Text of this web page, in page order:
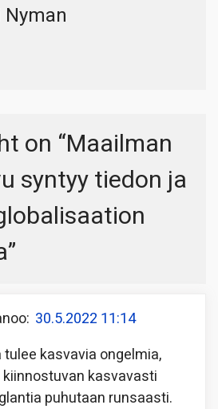
Nyman
on “Maailman
syntyy tiedon ja
”
30.5.2022 11:14
kasvavia ongelmia,
kasvavasti
puhutaan runsaasti.